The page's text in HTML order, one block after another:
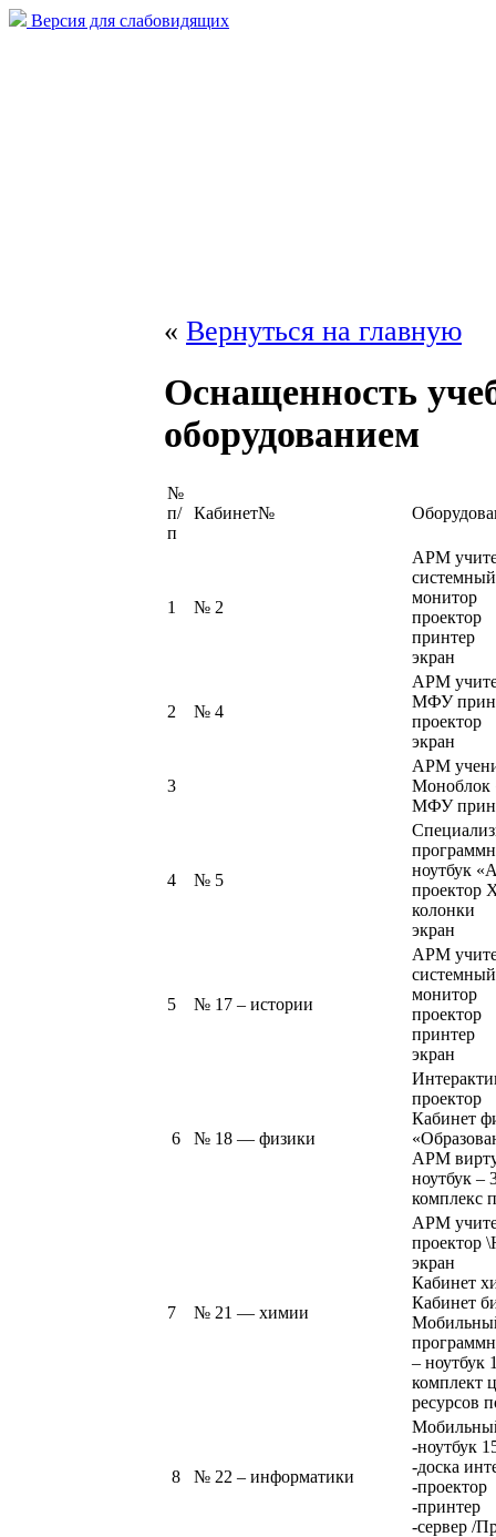
Версия для слабовидящих
« Вернуться на главную
Оснащенность
оборудованием
№
п/
п
Кабинет№
1 № 2
АРМ
монитор
проектор
принтер
экран
2 № 4
АРМ
МФУ
проектор
экран
3
АРМ
Моноблок
МФУ
4 № 5
ноутбук
проектор
колонки
экран
5 № 17 – истории
АРМ
монитор
проектор
принтер
экран
6 № 18 — физики
проектор
Кабинет
АРМ
ноутбук –
комплекс
7 № 21 — химии
АРМ
проектор
экран
Кабинет
Кабинет
– ноутбук
комплект
ресурсов
8 № 22 – информатики
-ноутбук
-доска
-проектор
-принтер
-сервер /